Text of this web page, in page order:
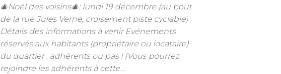
🎄Noël des voisins🎄: lundi 19 décembre (au bout
de la rue Jules Verne, croisement piste cyclable)
Détails des informations à venir Evénements
réservés aux habitants (propriétaire ou locataire)
du quartier : adhérents ou pas ! (Vous pourrez
rejoindre les adhérents à cette…